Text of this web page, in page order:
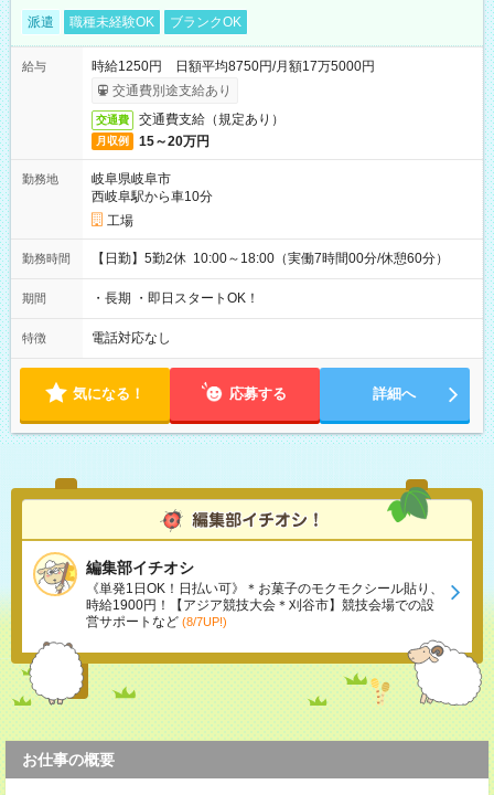
派遣 職種未経験OK ブランクOK
給与
時給1250円 日額平均8750円/月額17万5000円
交通費別途支給あり
交通費 交通費支給（規定あり）
月収例 15～20万円
勤務地
岐阜県岐阜市
西岐阜駅から車10分
工場
勤務時間 【日勤】5勤2休 10:00～18:00（実働7時間00分/休憩60分）
期間 ・長期 ・即日スタートOK！
特徴 電話対応なし
気になる！ 応募する 詳細へ
編集部イチオシ
《単発1日OK！日払い可》＊お菓子のモクモクシール貼り、
時給1900円！【アジア競技大会＊刈谷市】競技会場での設
営サポートなど (8/7UP!)
お仕事の概要